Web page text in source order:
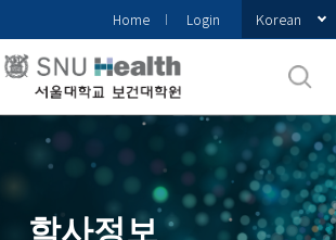
Home Login Korean
학사정보